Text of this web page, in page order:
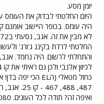
יומן מסע.
היה עומס. בכופר היישוב אומנם
החלטתי לרדת בקינג ג'ורג'
והתחלתי לרשום. היה נחמד.
487, 488,